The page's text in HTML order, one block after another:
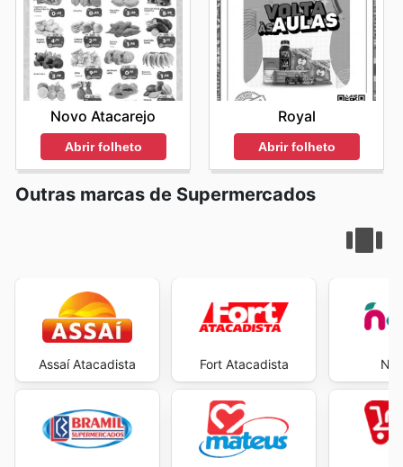
Novo Atacarejo
Abrir folheto
Royal
Abrir folheto
Outras marcas de Supermercados
Assaí Atacadista Fort Atacadista